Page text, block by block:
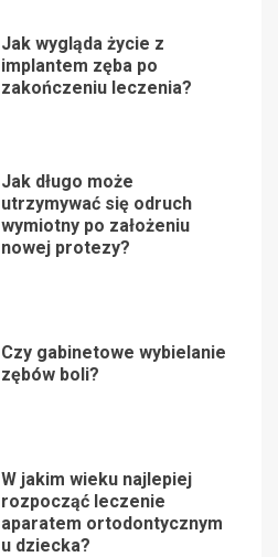
Jak wygląda życie z
implantem zęba po
zakończeniu leczenia?
Jak długo może
utrzymywać się odruch
wymiotny po założeniu
nowej protezy?
Czy gabinetowe wybielanie
zębów boli?
W jakim wieku najlepiej
rozpocząć leczenie
aparatem ortodontycznym
u dziecka?